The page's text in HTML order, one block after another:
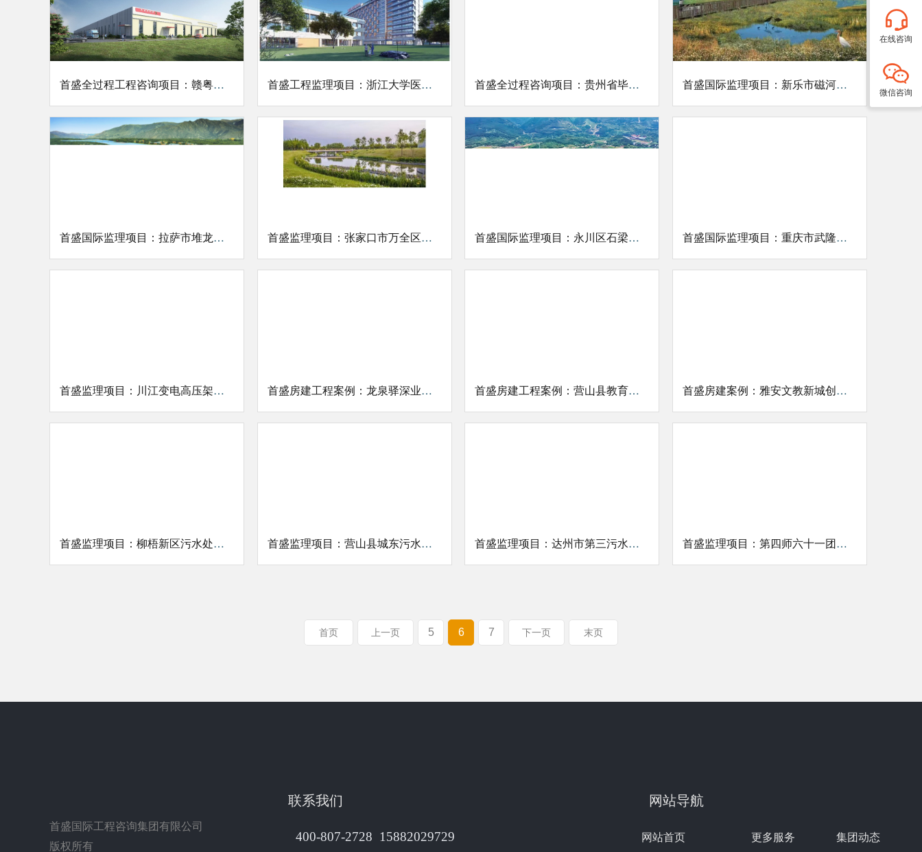
首盛全过程工程咨询项目：赣粤产业合作区(南康片区)标准厂房及配套基础设施项目一期 首盛工程监理项目：浙江大学医学院附属邵逸夫医院新疆兵团阿拉尔医院 首盛全过程咨询项目：贵州省毕节市金沙县国家储备林 首盛国际监理项目：新乐市磁河（木刀沟）生态修复工程二期
首盛国际监理项目：拉萨市堆龙德庆区堆龙河两岸综合治理工程（下游）施工项目 首盛监理项目：张家口市万全区城西河河滨缓冲带生态修复及人工湿地水质净化工程 首盛国际监理项目：永川区石梁桥水库建设工程 首盛国际监理项目：重庆市武隆区沙坝水库
首盛监理项目：川江变电高压架空线路工程 首盛房建工程案例：龙泉驿深业泰富广场项目 首盛房建工程案例：营山县教育基地建设项目（第一教学区） 首盛房建案例：雅安文教新城创意创新产业园配套基础设施建设项目
首盛监理项目：柳梧新区污水处理厂及配套主管道工程（一期） 首盛监理项目：营山县城东污水处理厂及县城雨污分流配套设施建设项目 首盛监理项目：达州市第三污水处理厂及配套管网一期工程 首盛监理项目：第四师六十一团乌拉海沟水库工程
首页 上一页 5 6 7 下一页 末页
首盛国际工程咨询集团有限公司
版权所有
联系我们
400-807-2728 15882029729
网站导航
网站首页 更多服务 集团动态
在线咨询
微信咨询